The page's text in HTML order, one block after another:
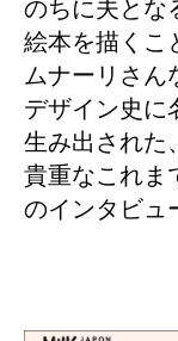
のちに夫とな
絵本を描くこ
ムナーリさん
デザイン史に
生み出された、
貴重なこれま
のインタビュ